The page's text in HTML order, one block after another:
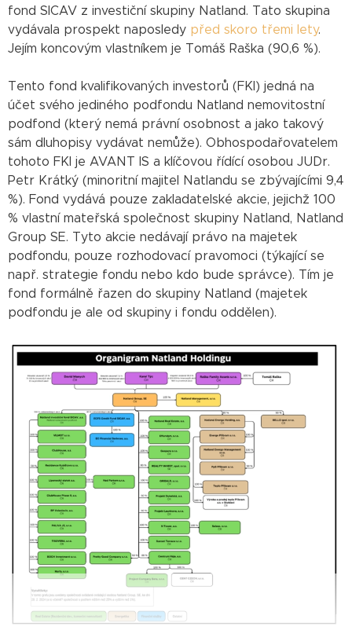
fond SICAV z investiční skupiny Natland. Tato skupina
vydávala prospekt naposledy před skoro třemi lety.
Jejím koncovým vlastníkem je Tomáš Raška (90,6 %).
Tento fond kvalifikovaných investorů (FKI) jedná na
účet svého jediného podfondu Natland nemovitostní
podfond (který nemá právní osobnost a jako takový
sám dluhopisy vydávat nemůže). Obhospodařovatelem
tohoto FKI je AVANT IS a klíčovou řídící osobou JUDr.
Petr Krátký (minoritní majitel Natlandu se zbývajícími 9,4
%). Fond vydává pouze zakladatelské akcie, jejichž 100
% vlastní mateřská společnost skupiny Natland, Natland
Group SE. Tyto akcie nedávají právo na majetek
podfondu, pouze rozhodovací pravomoci (týkající se
např. strategie fondu nebo kdo bude správce). Tím je
fond formálně řazen do skupiny Natland (majetek
podfondu je ale od skupiny i fondu oddělen).